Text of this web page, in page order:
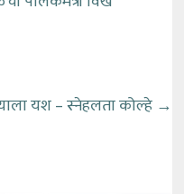
यश – स्नेहलता कोल्हे →